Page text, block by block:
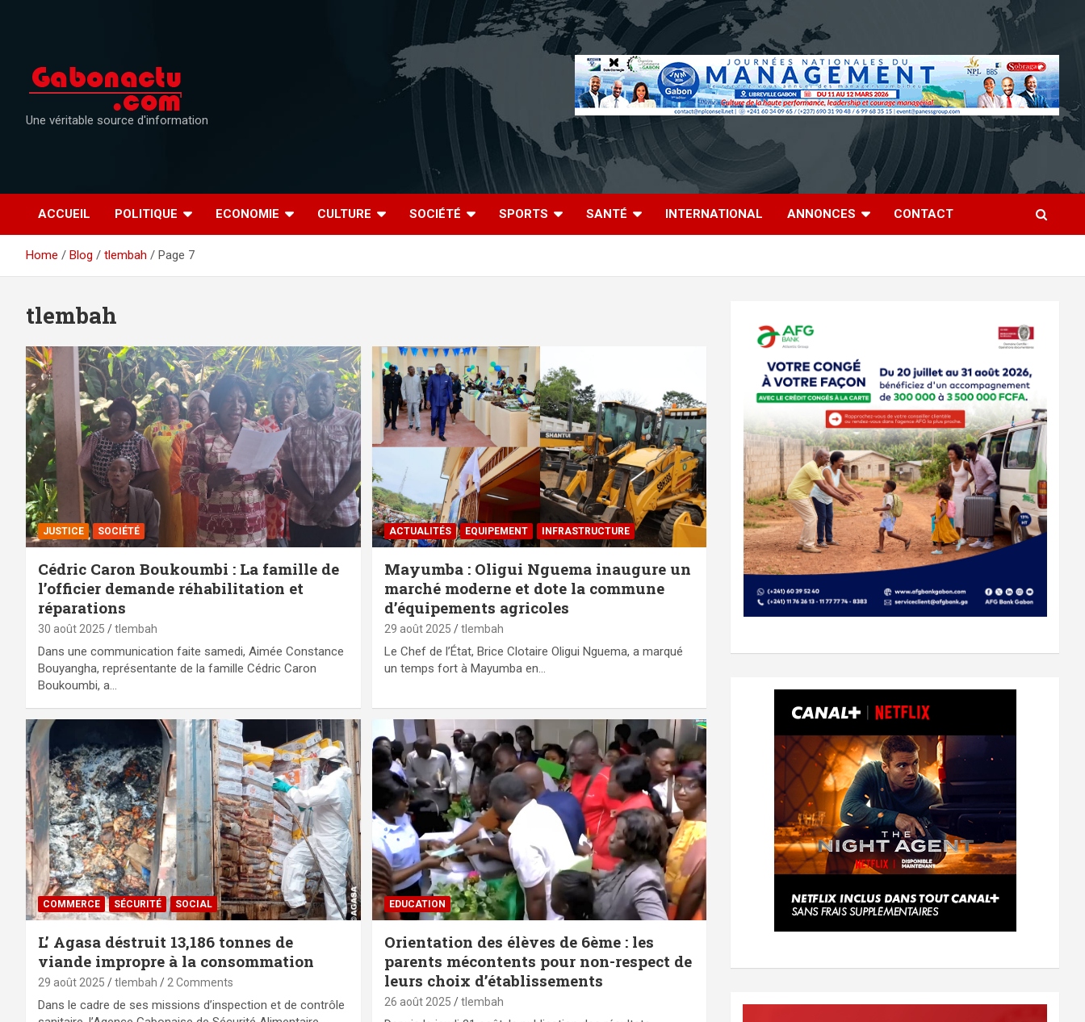
Une véritable source d'information
ACCUEIL POLITIQUE ECONOMIE CULTURE SOCIÉTÉ SPORTS SANTÉ INTERNATIONAL ANNONCES CONTACT
Home Blog tlembah Page 7
tlembah
JUSTICE SOCIÉTÉ
Cédric Caron Boukoumbi : La famille de
l’officier demande réhabilitation et
réparations
30 août 2025 tlembah
Dans une communication faite samedi, Aimée Constance
Bouyangha, représentante de la famille Cédric Caron
Boukoumbi, a…
ACTUALITÉS EQUIPEMENT ⁠INFRASTRUCTURE
Mayumba : Oligui Nguema inaugure un
marché moderne et dote la commune
d’équipements agricoles
29 août 2025 tlembah
Le Chef de l’État, Brice Clotaire Oligui Nguema, a marqué
un temps fort à Mayumba en…
COMMERCE SÉCURITÉ SOCIAL
L’ Agasa déstruit 13,186 tonnes de
viande impropre à la consommation
29 août 2025 tlembah 2 Comments
Dans le cadre de ses missions d’inspection et de contrôle
EDUCATION
Orientation des élèves de 6ème : les
parents mécontents pour non-respect de
leurs choix d’établissements
26 août 2025 tlembah